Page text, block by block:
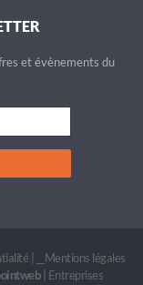
et évènements du
__Mentions légales
| Entreprises